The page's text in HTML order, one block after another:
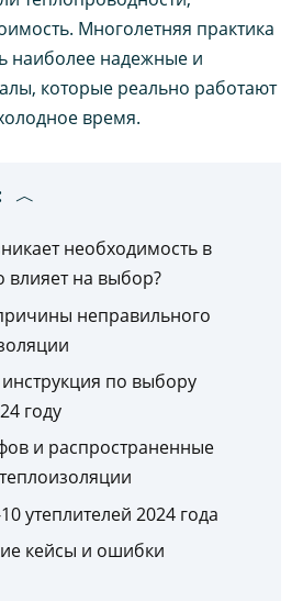
Многолетняя практика
наиболее надежные и
которые реально работают
время.
необходимость в
влияет на выбор?
неправильного
по выбору
году
и распространенные
утеплителей 2024 года
кейсы и ошибки